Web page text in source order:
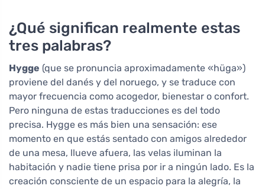
¿Qué significan realmente estas
tres palabras?
Hygge (que se pronuncia aproximadamente «hüga»)
proviene del danés y del noruego, y se traduce con
mayor frecuencia como acogedor, bienestar o confort.
Pero ninguna de estas traducciones es del todo
precisa. Hygge es más bien una sensación: ese
momento en que estás sentado con amigos alrededor
de una mesa, llueve afuera, las velas iluminan la
habitación y nadie tiene prisa por ir a ningún lado. Es la
creación consciente de un espacio para la alegría, la